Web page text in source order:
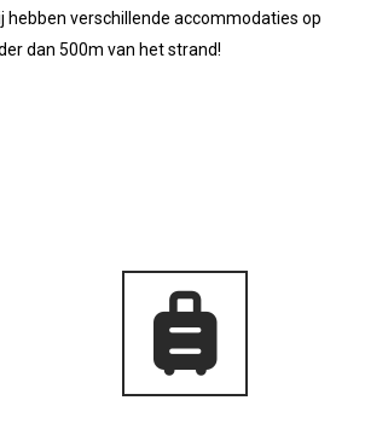
hebben verschillende accommodaties op
dan 500m van het strand!